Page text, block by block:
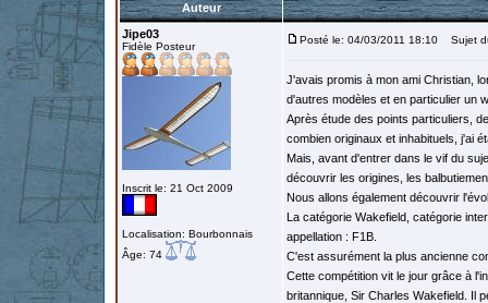
Auteur
Jipe03
Fidèle Posteur
Inscrit le: 21 Oct 2009
Localisation: Bourbonnais
Âge: 74
Posté le: 04/03/2011 18:10 Sujet
J'avais promis à mon ami Christian,
d'autres modèles et en particulier un
Après étude des points particuliers,
combien originaux et inhabituels, j'ai
Mais, avant d'entrer dans le vif du
découvrir les origines, les
Nous allons également découvrir
La catégorie Wakefield, catégorie
appellation : F1B.
C'est assurément la plus ancienne
Cette compétition vit le jour grâce à
britannique, Sir Charles Wakefield. Il